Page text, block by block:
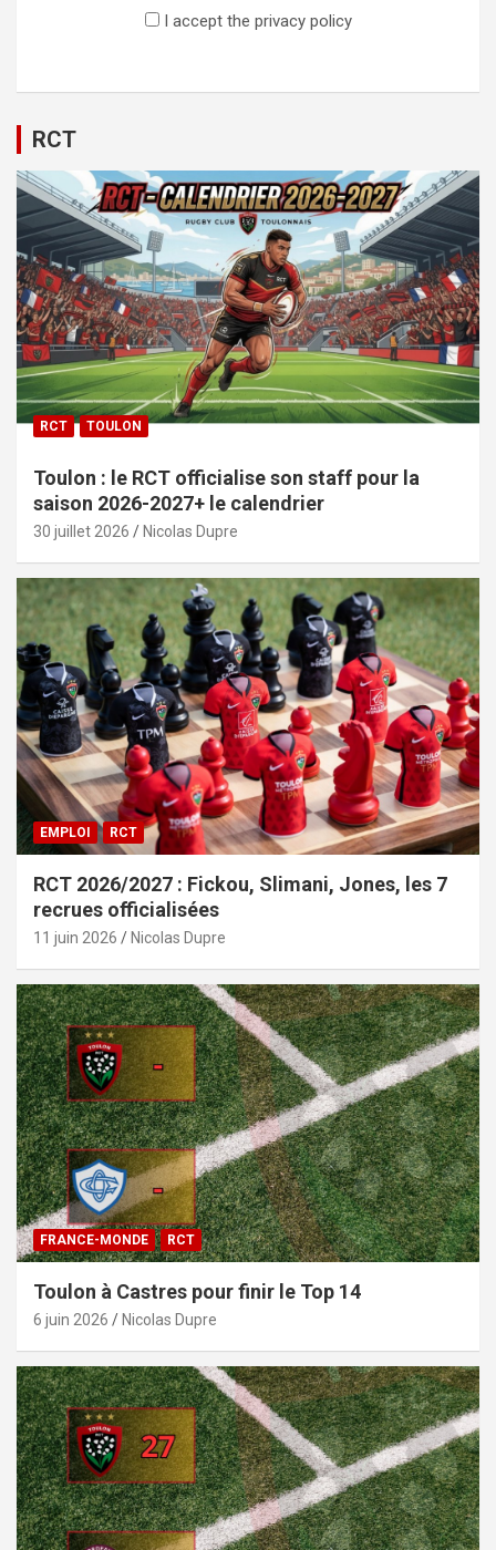
I accept the privacy policy
RCT
RCT TOULON
Toulon : le RCT officialise son staff pour la
saison 2026-2027+ le calendrier
30 juillet 2026 Nicolas Dupre
EMPLOI RCT
RCT 2026/2027 : Fickou, Slimani, Jones, les 7
recrues officialisées
11 juin 2026 Nicolas Dupre
FRANCE-MONDE RCT
Toulon à Castres pour finir le Top 14
6 juin 2026 Nicolas Dupre